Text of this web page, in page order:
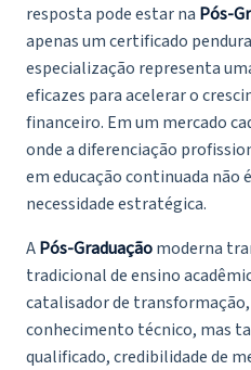
resposta pode estar na Pós-
apenas um certificado
especialização representa
eficazes para acelerar o
financeiro. Em um mercado
onde a diferenciação
em educação continuada não
necessidade estratégica.
APós-Graduaçãomoderna
tradicional de ensino
catalisador de
conhecimento técnico, mas
qualificado, credibilidade de